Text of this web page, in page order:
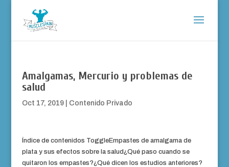
Amalgamas, Mercurio y problemas de
salud
Oct 17, 2019| Contenido Privado
Índice de contenidos ToggleEmpastes de amalgama de
plata y sus efectos sobre la salud¿Qué paso cuando se
quitaron los empastes?¿Qué dicen los estudios anteriores?